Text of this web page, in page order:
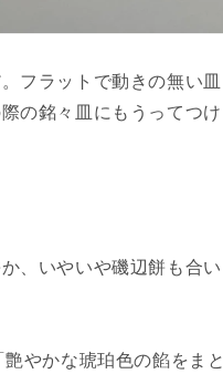
フラットで動きの無い皿
の銘々皿にもうってつけ
、いやいや磯辺餅も合い
やかな琥珀色の餡をまと